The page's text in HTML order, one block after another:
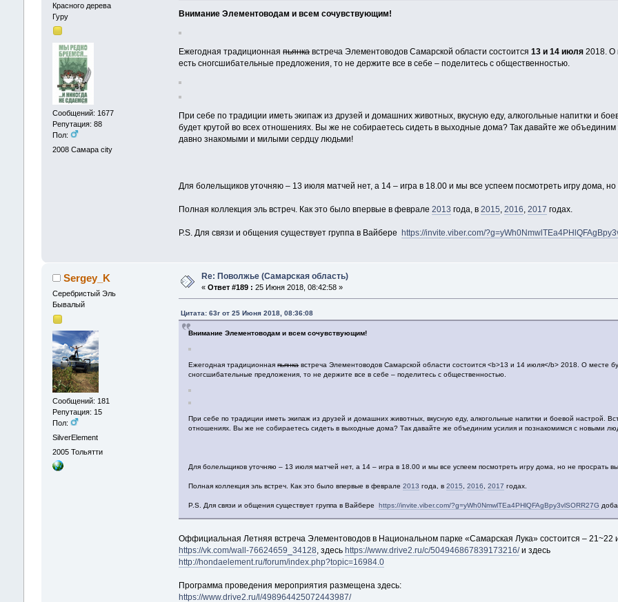
Красного дерева
Гуру
Сообщений: 1677
Репутация: 88
Пол:
2008 Самара city
Внимание Элементоводам и всем сочувствующим!
Ежегодная традиционнаяпьянкавстреча Элементоводов Самарской области состоится13 и 14 июля 2018. О
есть сногсшибательные предложения, то не держите все в себе – поделитесь с общественностью.
При себе по традиции иметь экипаж из друзей и домашних животных, вкусную еду, алкогольные напитки и
будет крутой во всех отношениях. Вы же не собираетесь сидеть в выходные дома? Так давайте же
давно знакомыми и милыми сердцу людьми!
Для болельщиков уточняю – 13 июля матчей нет, а 14 – игра в 18.00 и мы все успеем посмотреть игру дома,
Полная коллекция эль встреч. Как это было впервые в феврале2013 года, в2015,2016,2017 годах.
P.S. Для связи и общения существует группа в Вайбере https://invite.viber.com/
Sergey_K
Серебристый Эль
Бывалый
Сообщений: 181
Репутация: 15
Пол:
SilverElement
2005 Тольятти
Re: Поволжье (Самарская область)
« Ответ #189 : 25 Июня 2018, 08:42:58 »
Цитата: 63r от 25 Июня 2018, 08:36:08
Внимание Элементоводам и всем сочувствующим!
Ежегодная традиционнаяпьянкавстреча Элементоводов Самарской области состоится <b>13 и 14 июля</b> 2018. О месте
сногсшибательные предложения, то не держите все в себе – поделитесь с общественностью.
При себе по традиции иметь экипаж из друзей и домашних животных, вкусную еду, алкогольные напитки и боевой настрой.
отношениях. Вы же не собираетесь сидеть в выходные дома? Так давайте же объединим усилия и познакомимся с новыми
Для болельщиков уточняю – 13 июля матчей нет, а 14 – игра в 18.00 и мы все успеем посмотреть игру дома, но не просрать
Полная коллекция эль встреч. Как это было впервые в феврале2013 года, в2015,2016,2017 годах.
P.S. Для связи и общения существует группа в Вайбереhttps://invite.viber.com/?g=yWh0NmwlTEa4PHlQFAgBpy3vlSORR27G
Оффициальная Летняя встреча Элементоводов в Национальном парке «Самарская Лука» состоится – 21~22
https://vk.com/wall-76624659_34128, здесь https://www.drive2.ru/c/504946867839173216/и здесь
http://hondaelement.ru/forum/index.php?topic=16984.0
Программа проведения мероприятия размещена здесь:
https://www.drive2.ru/l/498964425072443987/